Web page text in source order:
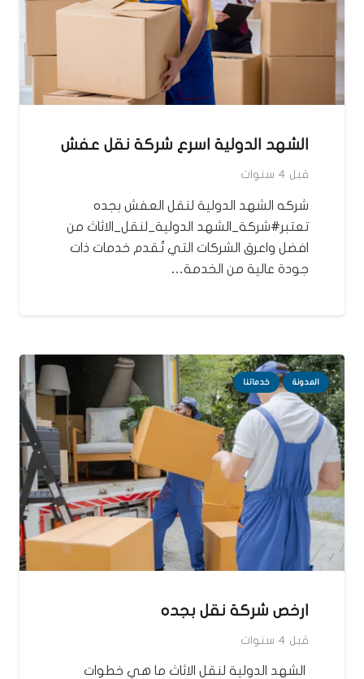
الشهد الدولية اسرع شركة نقل عفش
قبل 4 سنوات
شركه الشهد الدولية لنقل العفش بجده
تعتبر#شركة_الشهد الدولية_لنقل_الاثاث من
افضل واعرق الشركات التي تُقدم خدمات ذات
جودة عالية من الخدمة…
المدونة خدماتنا
ارخص شركة نقل بجده
قبل 4 سنوات
الشهد الدولية لنقل الاثاث ما هي خطوات